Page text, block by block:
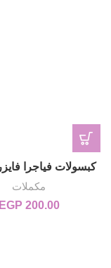
كبسولات فياجرا
مكملات
EGP 200.00